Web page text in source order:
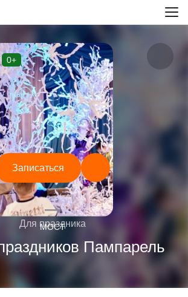
0+
Для праздника
Пампарель
Записаться
—
МОСТ